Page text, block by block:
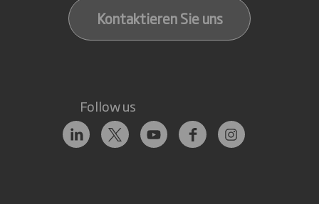
Kontaktieren Sie uns
Follow us